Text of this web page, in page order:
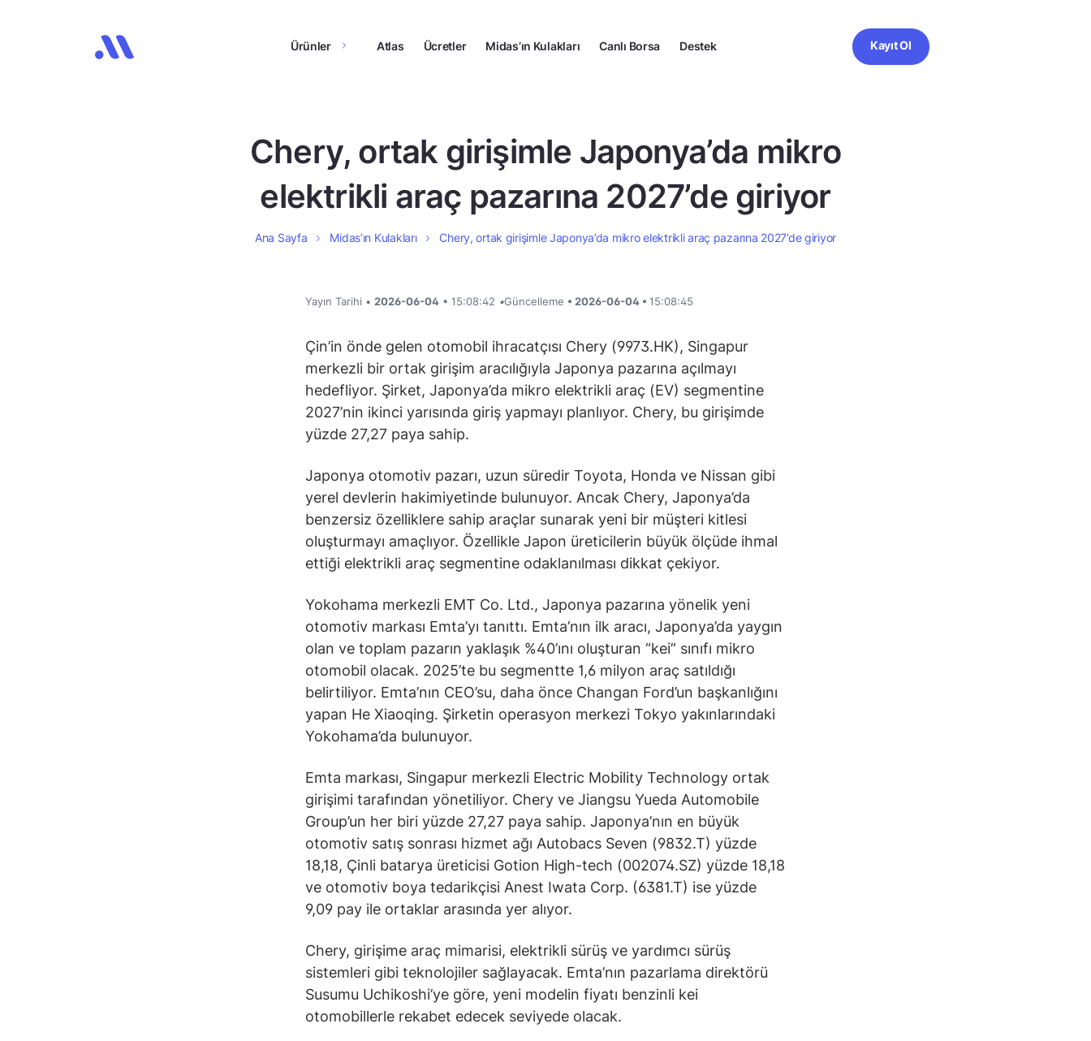
Ürünler Atlas Ücretler Midas’ın Kulakları Canlı Borsa Destek Kayıt Ol
Chery, ortak girişimle Japonya’da mikro
elektrikli araç pazarına 2027’de giriyor
Ana Sayfa Midas’ın Kulakları Chery, ortak girişimle Japonya’da mikro elektrikli araç pazarına 2027’de giriyor
Yayın Tarihi • 2026-06-04 • 15:08:42 •Güncelleme • 2026-06-04 • 15:08:45
Çin’in önde gelen otomobil ihracatçısı Chery (9973.HK), Singapur
merkezli bir ortak girişim aracılığıyla Japonya pazarına açılmayı
hedefliyor. Şirket, Japonya’da mikro elektrikli araç (EV) segmentine
2027’nin ikinci yarısında giriş yapmayı planlıyor. Chery, bu girişimde
yüzde 27,27 paya sahip.
Japonya otomotiv pazarı, uzun süredir Toyota, Honda ve Nissan gibi
yerel devlerin hakimiyetinde bulunuyor. Ancak Chery, Japonya’da
benzersiz özelliklere sahip araçlar sunarak yeni bir müşteri kitlesi
oluşturmayı amaçlıyor. Özellikle Japon üreticilerin büyük ölçüde ihmal
ettiği elektrikli araç segmentine odaklanılması dikkat çekiyor.
Yokohama merkezli EMT Co. Ltd., Japonya pazarına yönelik yeni
otomotiv markası Emta’yı tanıttı. Emta’nın ilk aracı, Japonya’da yaygın
olan ve toplam pazarın yaklaşık %40’ını oluşturan “kei” sınıfı mikro
otomobil olacak. 2025’te bu segmentte 1,6 milyon araç satıldığı
belirtiliyor. Emta’nın CEO’su, daha önce Changan Ford’un başkanlığını
yapan He Xiaoqing. Şirketin operasyon merkezi Tokyo yakınlarındaki
Yokohama’da bulunuyor.
Emta markası, Singapur merkezli Electric Mobility Technology ortak
girişimi tarafından yönetiliyor. Chery ve Jiangsu Yueda Automobile
Group’un her biri yüzde 27,27 paya sahip. Japonya’nın en büyük
otomotiv satış sonrası hizmet ağı Autobacs Seven (9832.T) yüzde
18,18, Çinli batarya üreticisi Gotion High-tech (002074.SZ) yüzde 18,18
ve otomotiv boya tedarikçisi Anest Iwata Corp. (6381.T) ise yüzde
9,09 pay ile ortaklar arasında yer alıyor.
Chery, girişime araç mimarisi, elektrikli sürüş ve yardımcı sürüş
sistemleri gibi teknolojiler sağlayacak. Emta’nın pazarlama direktörü
Susumu Uchikoshi’ye göre, yeni modelin fiyatı benzinli kei
otomobillerle rekabet edecek seviyede olacak.